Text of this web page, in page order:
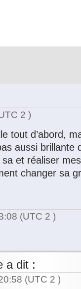
2 )
tout d’abord,
aussi brillante
et réaliser
changer sa
(UTC 2 )
a dit :
(UTC 2 )